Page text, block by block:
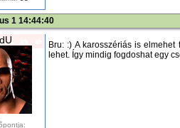
1 14:44:40
Bru: :) A karosszériás is
lehet. Így mindig fogdoshat egy